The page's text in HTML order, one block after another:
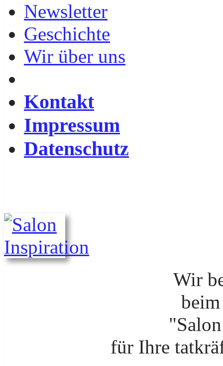
Newsletter
Geschichte
Wir über uns
Kontakt
Impressum
Datenschutz
Wir
für Ihre